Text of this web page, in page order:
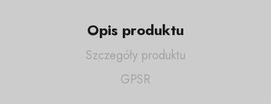
Opis produktu
Szczegóły produktu
GPSR